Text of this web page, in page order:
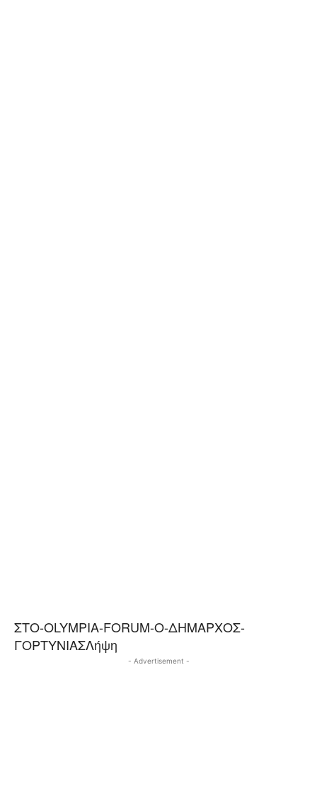
ΣΤΟ-OLYMPIA-FORUM-Ο-ΔΗΜΑΡΧΟΣ-
ΓΟΡΤΥΝΙΑΣΛήψη
- Advertisement -